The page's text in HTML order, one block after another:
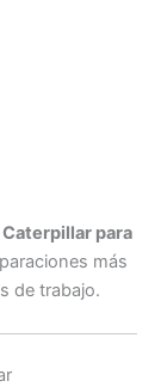
para
más
de trabajo.